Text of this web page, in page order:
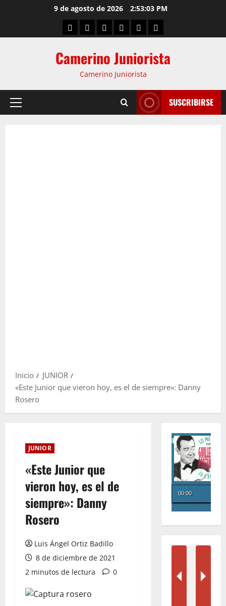
9 de agosto de 2026 2:53:04 PM
Camerino Juniorista
Camerino Juniorista
SUSCRIBIRSE
Inicio
JUNIOR
«Este Junior que vieron hoy, es el de siempre»: Danny
Rosero
JUNIOR
«Este Junior que
vieron hoy, es el de
siempre»: Danny
Rosero
Luis Ángel Ortiz Badillo
8 de diciembre de 2021
2 minutos de lectura
0